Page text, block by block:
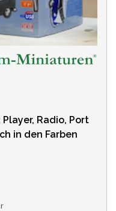
Radio, Port
in den Farben